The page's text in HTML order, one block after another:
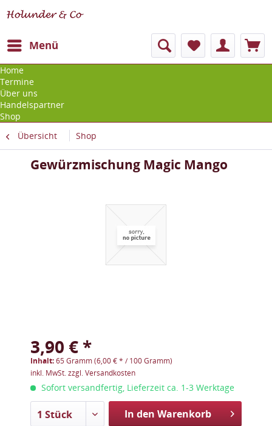
Menü
Home
Termine
Über uns
Handelspartner
Shop
Übersicht
Shop
Gewürzmischung Magic Mango
3,90 € *
Inhalt:65 Gramm (6,00 € * / 100 Gramm)
inkl. MwSt.zzgl. Versandkosten
Sofort versandfertig, Lieferzeit ca. 1-3 Werktage
1 Stück In den Warenkorb